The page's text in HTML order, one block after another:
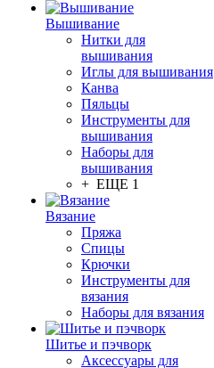
Вышивание
Нитки для
вышивания
Иглы для вышивания
Канва
Пяльцы
Инструменты для
вышивания
Наборы для
вышивания
+ ЕЩЕ 1
Вязание
Пряжа
Спицы
Крючки
Инструменты для
вязания
Наборы для вязания
Шитье и пэчворк
Аксессуары для